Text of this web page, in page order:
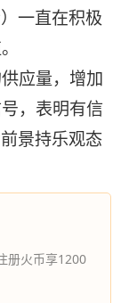
一直在积极
应量，增加
，表明有信
景持乐观态
册火币享1200